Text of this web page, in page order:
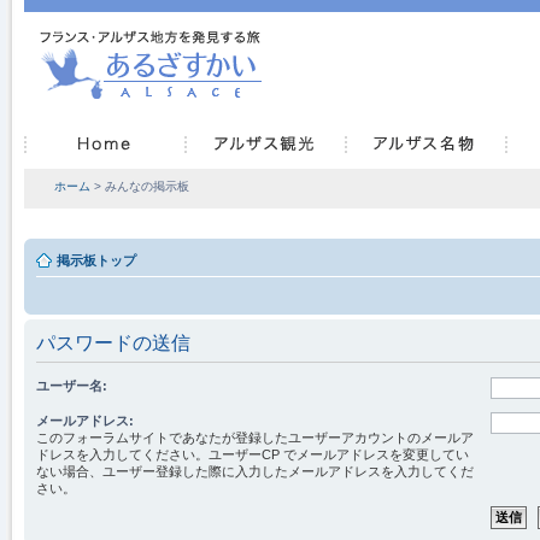
ホーム > みんなの掲示板
掲示板トップ
パスワードの送信
ユーザー名:
メールアドレス:
このフォーラムサイトであなたが登録したユーザーアカウントのメールア
ドレスを入力してください。ユーザーCP でメールアドレスを変更してい
ない場合、ユーザー登録した際に入力したメールアドレスを入力してくだ
さい。